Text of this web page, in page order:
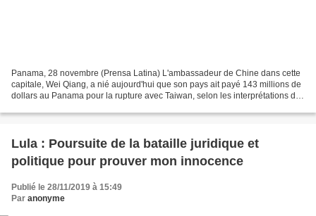
Panama, 28 novembre (Prensa Latina) L'ambassadeur de Chine dans cette
capitale, Wei Qiang, a nié aujourd'hui que son pays ait payé 143 millions de
dollars au Panama pour la rupture avec Taiwan, selon les interprétations des
Lula : Poursuite de la bataille juridique et
politique pour prouver mon innocence
Publié le 28/11/2019 à 15:49
Par anonyme